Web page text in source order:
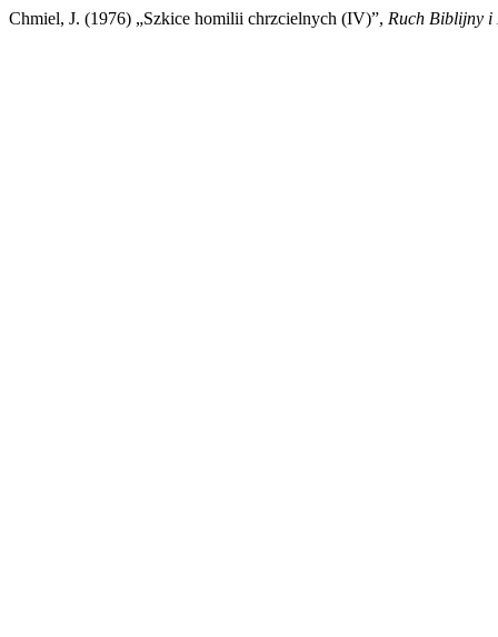
Chmiel, J. (1976) „Szkice homilii chrzcielnych (IV)”, Ruch Biblijny i